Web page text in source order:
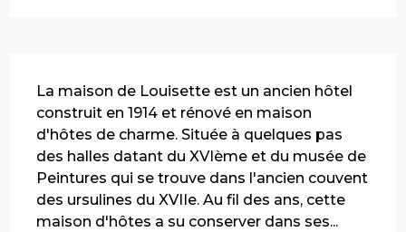
La maison de Louisette est un ancien hôtel
construit en 1914 et rénové en maison
d'hôtes de charme. Située à quelques pas
des halles datant du XVIème et du musée de
Peintures qui se trouve dans l'ancien couvent
des ursulines du XVIIe. Au fil des ans, cette
maison d'hôtes a su conserver dans ses...